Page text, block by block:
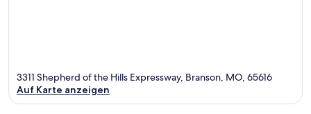
3311 Shepherd of the Hills Expressway, Branson, MO, 65616
Auf Karte anzeigen